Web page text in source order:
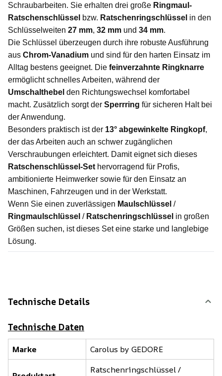
Schraubarbeiten. Sie erhalten drei große Ringmaul-
Ratschenschlüssel bzw. Ratschenringschlüssel in den
Schlüsselweiten 27 mm, 32 mm und 34 mm.
Die Schlüssel überzeugen durch ihre robuste Ausführung
aus Chrom-Vanadium und sind für den harten Einsatz im
Alltag bestens geeignet. Die feinverzahnte Ringknarre
ermöglicht schnelles Arbeiten, während der
Umschalthebel den Richtungswechsel komfortabel
macht. Zusätzlich sorgt der Sperrring für sicheren Halt bei
der Anwendung.
Besonders praktisch ist der 13° abgewinkelte Ringkopf,
der das Arbeiten auch an schwer zugänglichen
Verschraubungen erleichtert. Damit eignet sich dieses
Ratschenschlüssel-Set hervorragend für Profis,
ambitionierte Heimwerker sowie für den Einsatz an
Maschinen, Fahrzeugen und in der Werkstatt.
Wenn Sie einen zuverlässigen Maulschlüssel /
Ringmaulschlüssel / Ratschenringschlüssel in großen
Größen suchen, ist dieses Set eine starke und langlebige
Lösung.
Technische Details
Technische Daten
Marke Carolus by GEDORE
Ratschenringschlüssel /